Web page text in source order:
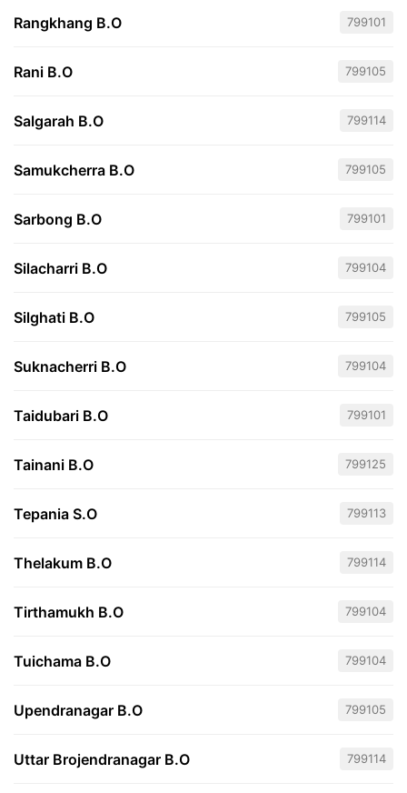
Rangkhang B.O 799101
Rani B.O 799105
Salgarah B.O 799114
Samukcherra B.O 799105
Sarbong B.O 799101
Silacharri B.O 799104
Silghati B.O 799105
Suknacherri B.O 799104
Taidubari B.O 799101
Tainani B.O 799125
Tepania S.O 799113
Thelakum B.O 799114
Tirthamukh B.O 799104
Tuichama B.O 799104
Upendranagar B.O 799105
Uttar Brojendranagar B.O 799114